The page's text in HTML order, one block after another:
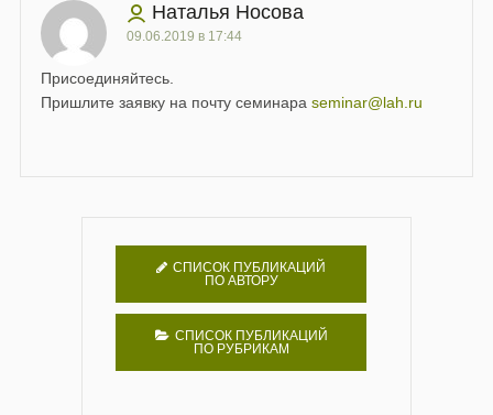
Наталья Носова
09.06.2019 в 17:44
Присоединяйтесь.
Пришлите заявку на почту семинара seminar@lah.ru
СПИСОК ПУБЛИКАЦИЙ
ПО АВТОРУ
СПИСОК ПУБЛИКАЦИЙ
ПО РУБРИКАМ